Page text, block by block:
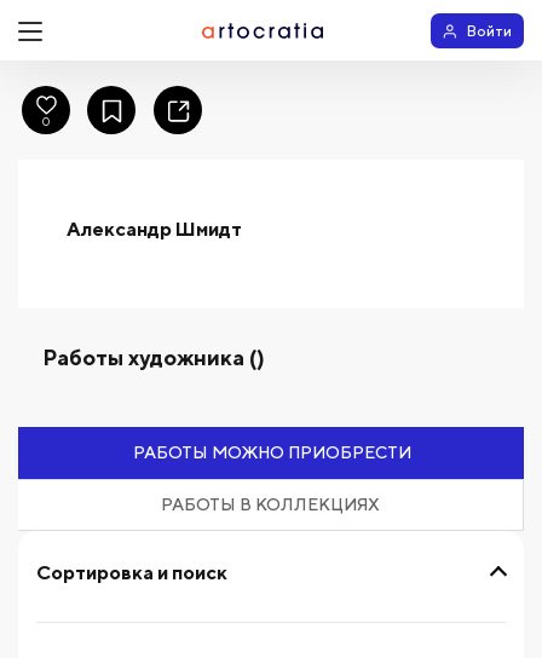
Войти
Александр Шмидт
Работы художника ()
РАБОТЫ МОЖНО ПРИОБРЕСТИ
РАБОТЫ В КОЛЛЕКЦИЯХ
Сортировка и поиск
0